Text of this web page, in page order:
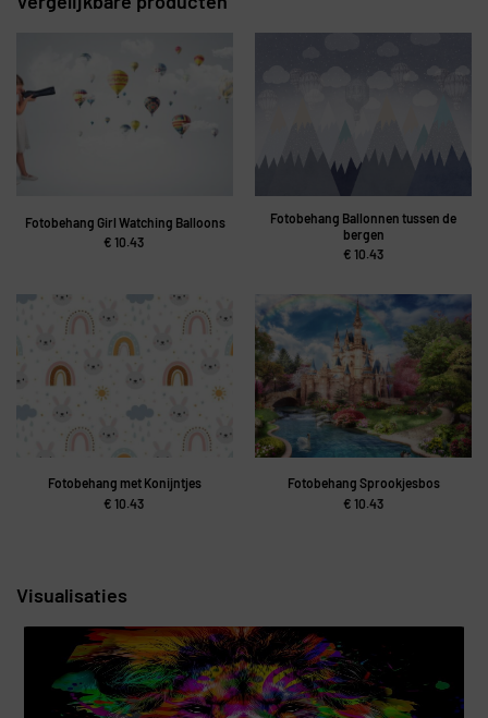
Fotobehang Girl Watching Balloons
€ 10.43
Fotobehang Ballonnen tussen de
bergen
€ 10.43
Fotobehang met Konijntjes
€ 10.43
Fotobehang Sprookjesbos
€ 10.43
Visualisaties